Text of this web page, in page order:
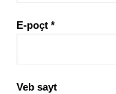
E-poçt *
Veb sayt